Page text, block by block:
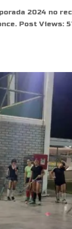
2024 no
Post Views: